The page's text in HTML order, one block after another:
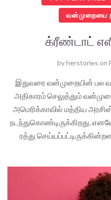
வன்முறையை
க்ரீண்டாட்
byherstories on
இதுவரை வன்முறையின் பல
அதிகாரம் செலுத்தும்
அமெரிக்காவில் மத்திய
நடந்துகொண்டிருக்கிறது.
ரத்து